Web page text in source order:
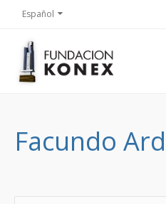
Español
Facundo